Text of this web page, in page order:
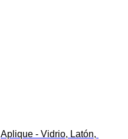
Aplique - Vidrio, Latón,